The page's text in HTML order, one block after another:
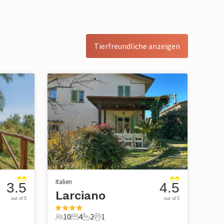
Tierfreundliche anzeigen
3.5
out of 5
Italien
Larciano
10 4 2 1
4.5
out of 5